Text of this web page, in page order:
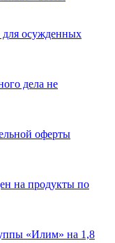
для осужденных
дела не
оферты
на продукты по
«Илим» на 1,8